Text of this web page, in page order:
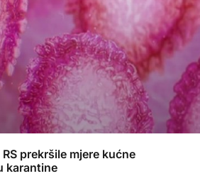
prekršile mjere kućne
karantine